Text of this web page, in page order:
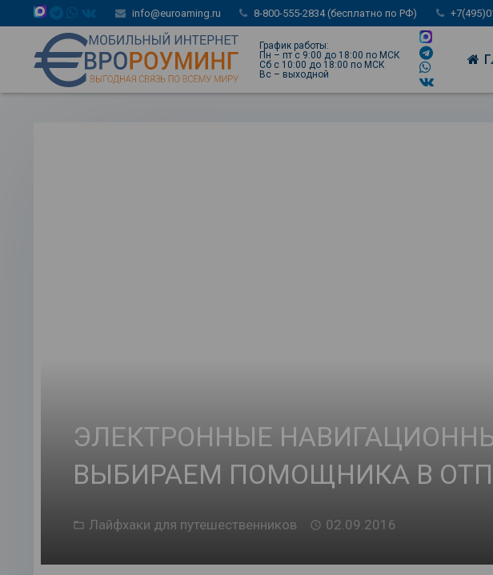
info@euroaming.ru 8-800-555-2834 (бесплатно по РФ)
График работы:
Пн – пт с 9:00 до 18:00 по МСК
Сб с 10:00 до 18:00 по МСК
Вс – выходной
ЭЛЕКТРОННЫЕ
ВЫБИРАЕМ ПОМОЩНИКА В
Лайфхаки для путешественников 02.09.2016